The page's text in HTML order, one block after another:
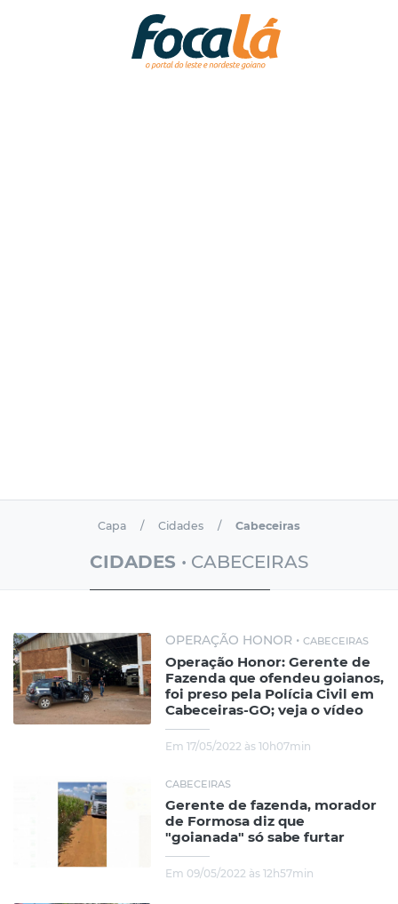
CIDADES • CABECEIRAS
Capa Cidades Cabeceiras
OPERAÇÃO HONOR • CABECEIRAS
Operação Honor: Gerente de
Fazenda que ofendeu goianos,
foi preso pela Polícia Civil em
Cabeceiras-GO; veja o vídeo
Em 17/05/2022 às 10h07min
CABECEIRAS
Gerente de fazenda, morador
de Formosa diz que
"goianada" só sabe furtar
Em 09/05/2022 às 12h57min